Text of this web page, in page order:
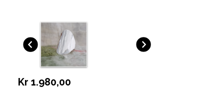
Kr 1.980,00